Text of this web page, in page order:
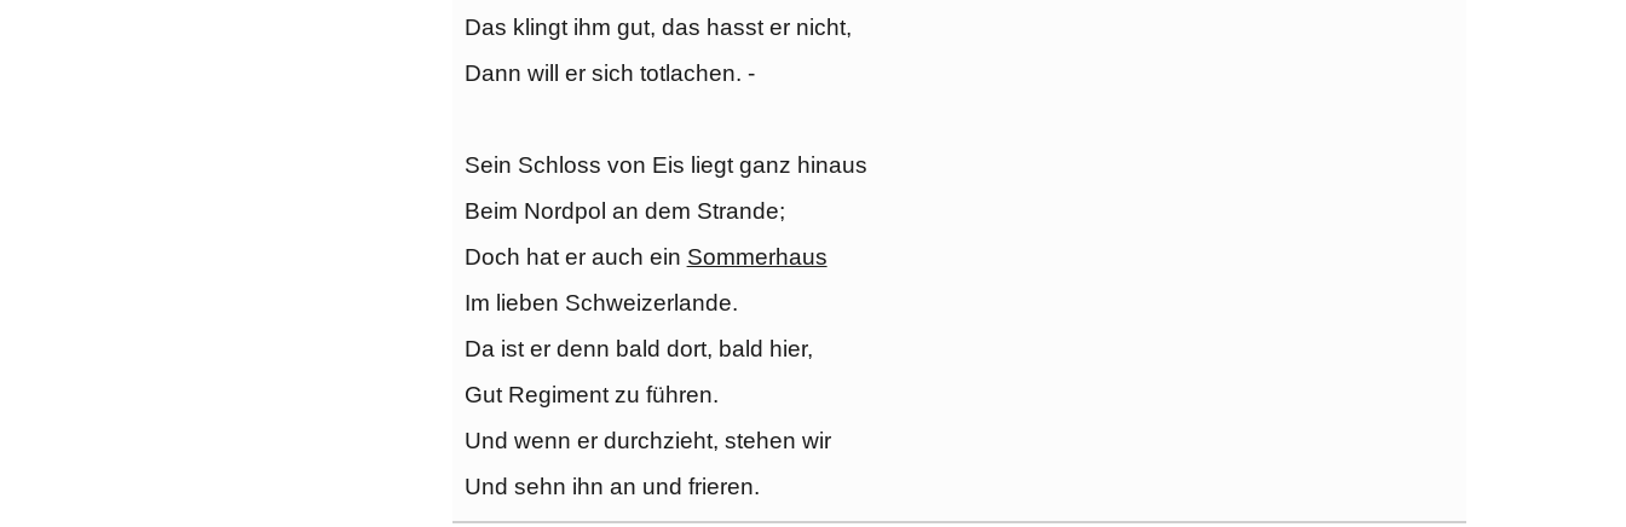
Das klingt ihm gut, das hasst er nicht,
Dann will er sich totlachen. -
Sein Schloss von Eis liegt ganz hinaus
Beim Nordpol an dem Strande;
Doch hat er auch ein Sommerhaus
Im lieben Schweizerlande.
Da ist er denn bald dort, bald hier,
Gut Regiment zu führen.
Und wenn er durchzieht, stehen wir
Und sehn ihn an und frieren.